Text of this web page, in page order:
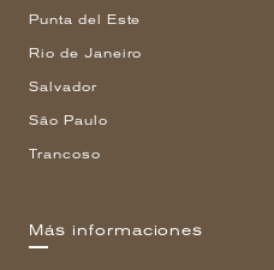
Punta del Este
Rio de Janeiro
Salvador
São Paulo
Trancoso
Más informaciones